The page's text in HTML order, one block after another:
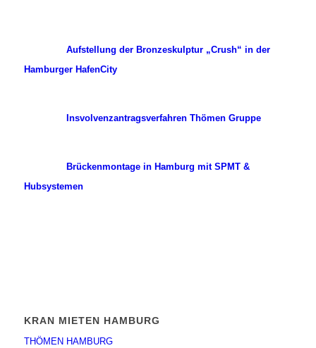
Aufstellung der Bronzeskulptur „Crush“ in der
Hamburger HafenCity
Insvolvenzantragsverfahren Thömen Gruppe
Brückenmontage in Hamburg mit SPMT &
Hubsystemen
KRAN MIETEN HAMBURG
THÖMEN HAMBURG